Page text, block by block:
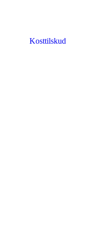
Kosttilskud